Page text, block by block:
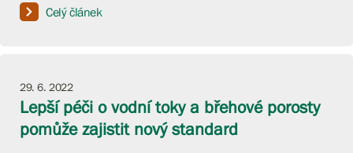
Celý článek
29. 6. 2022
Lepší péči o vodní toky a břehové porosty
pomůže zajistit nový standard